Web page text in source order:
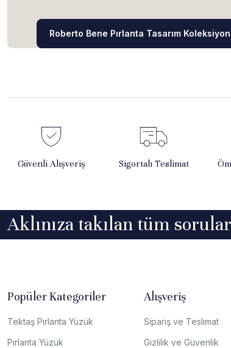
Roberto Bene Pırlanta Tasarım Koleksiyon
Güvenli Alışveriş Sigortalı Teslimat
Aklınıza takılan tüm
Popüler Kategoriler
Tektaş Pırlanta Yüzük
Pırlanta Yüzük
Alışveriş
Sipariş ve Teslimat
Gizlilik ve Güvenlik